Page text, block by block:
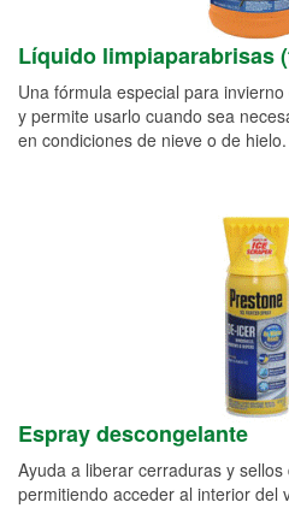
Líquido limpiaparabrisas
Una fórmula especial para
y permite usarlo cuando sea
en condiciones de nieve o de hielo.
Espray descongelante
Ayuda a liberar cerraduras y
permitiendo acceder al interior del